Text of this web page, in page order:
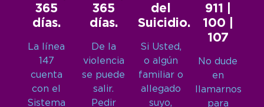
365
días.
La línea
147
cuenta
con el
Sistema
365
días.
De la
violencia
se puede
salir.
Pedir
del
Suicidio.
Si Usted,
o algún
familiar o
allegado
suyo,
911 |
100 |
107
No dude
en
llamarnos
para